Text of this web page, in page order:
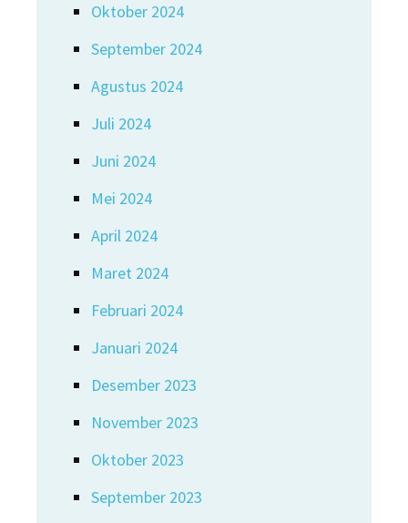
Oktober 2024
September 2024
Agustus 2024
Juli 2024
Juni 2024
Mei 2024
April 2024
Maret 2024
Februari 2024
Januari 2024
Desember 2023
November 2023
Oktober 2023
September 2023